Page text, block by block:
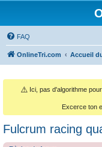
FAQ
OnlineTri.com Accueil
⚠️ Ici, pas d'algorithme
Excerce ton
Fulcrum racing